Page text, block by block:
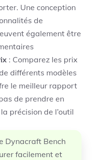
Une conception
de
également être
: Comparez les prix
différents modèles
le meilleur rapport
de prendre en
précision de l’outil
Dynacraft Bench
facilement et